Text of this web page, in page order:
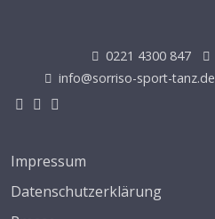
0221 4300 847
info@sorriso-sport-tanz.de
Impressum
Datenschutzerklärung